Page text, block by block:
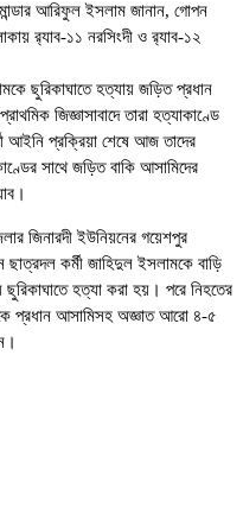
আরিফুল ইসলাম জানান, গোপন
র‍্যাব-১১ নরসিংদী ও র‍্যাব-১২
ছুরিকাঘাতে হত্যায় জড়িত প্রধান
জিজ্ঞাসাবাদে তারা হত্যাকাণ্ডে
আইনি প্রক্রিয়া শেষে আজ তাদের
সাথে জড়িত বাকি আসামিদের
জিনারদী ইউনিয়নের গয়েশপুর
কর্মী জাহিদুল ইসলামকে বাড়ি
ছুরিকাঘাতে হত্যা করা হয়। পরে নিহতের
প্রধান আসামিসহ অজ্ঞাত আরো ৪-৫